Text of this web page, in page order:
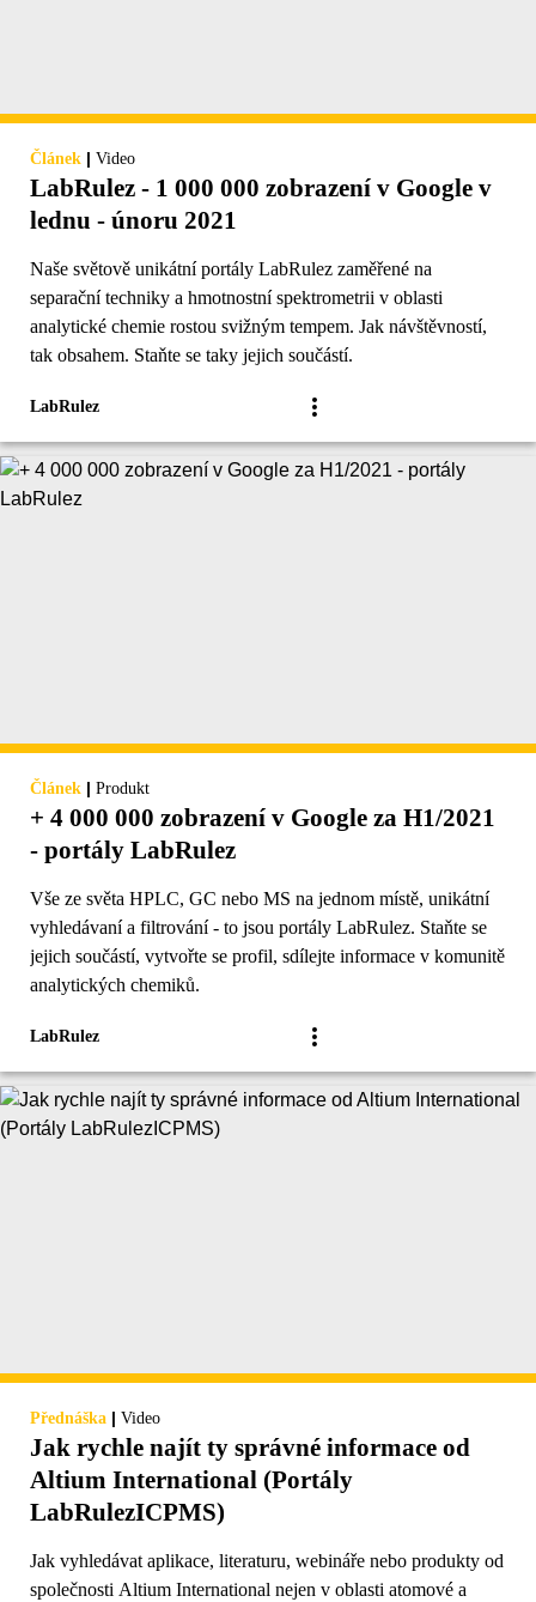
Článek | Video
LabRulez - 1 000 000 zobrazení v Google v
lednu - únoru 2021
Naše světově unikátní portály LabRulez zaměřené na
separační techniky a hmotnostní spektrometrii v oblasti
analytické chemie rostou svižným tempem. Jak návštěvností,
tak obsahem. Staňte se taky jejich součástí.
LabRulez
Článek | Produkt
+ 4 000 000 zobrazení v Google za H1/2021
- portály LabRulez
Vše ze světa HPLC, GC nebo MS na jednom místě, unikátní
vyhledávaní a filtrování - to jsou portály LabRulez. Staňte se
jejich součástí, vytvořte se profil, sdílejte informace v komunitě
analytických chemiků.
LabRulez
Přednáška | Video
Jak rychle najít ty správné informace od
Altium International (Portály
LabRulezICPMS)
Jak vyhledávat aplikace, literaturu, webináře nebo produkty od
společnosti Altium International nejen v oblasti atomové a